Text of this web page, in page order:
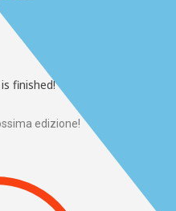
finished!
edizione!